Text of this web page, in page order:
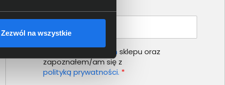
Zezwól na wszystkie
regulamin sklepu oraz
zapoznałem/am się z
polityką prywatności. *